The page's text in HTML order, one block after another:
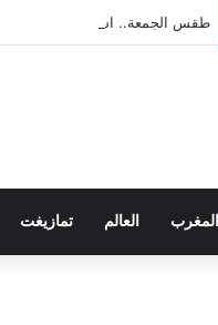
طقس الجمعة.. استمرار الأجواء
المغرب العالم تمازيغت